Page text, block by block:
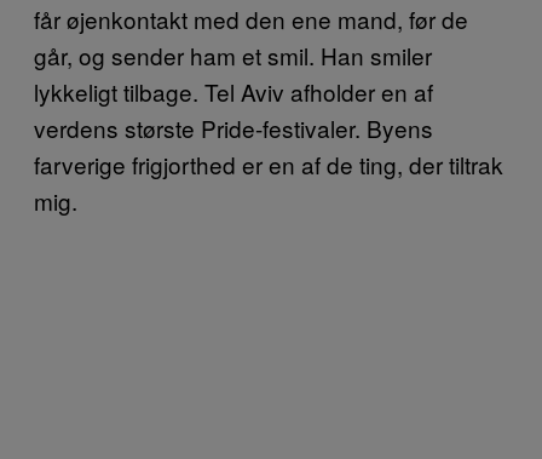
får øjenkontakt med den ene mand, før de
går, og sender ham et smil. Han smiler
lykkeligt tilbage. Tel Aviv afholder en af
verdens største Pride-festivaler. Byens
farverige frigjorthed er en af de ting, der tiltrak
mig.